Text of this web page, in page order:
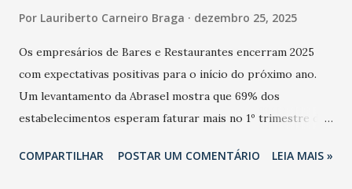
Por Lauriberto Carneiro Braga dezembro 25, 2025
Os empresários de Bares e Restaurantes encerram 2025
com expectativas positivas para o início do próximo ano.
Um levantamento da Abrasel mostra que 69% dos
estabelecimentos esperam faturar mais no 1º trimestre de
relação ao último trimestre deste ano, 56% também
COMPARTILHAR POSTAR UM COMENTÁRIO LEIA MAIS »